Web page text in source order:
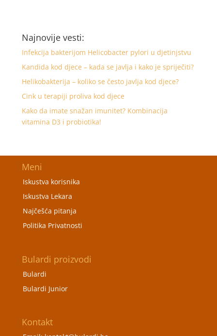
Najnovije vesti:
Infekcija bakterijom Helicobacter pylori u djetinjstvu
Kandida kod djece – kada se javlja i kako je spriječiti?
Helikobakterija – koliko se često javlja kod djece?
Cink u terapiji proliva kod djece
Kako da imate snažan imunitet? Kombinacija
vitamina D3 i probiotika!
Meni
Iskustva korisnika
Iskustva Lekara
Najčešća pitanja
Politika Privatnosti
Bulardi proizvodi
Bulardi
Bulardi Junior
Kontakt